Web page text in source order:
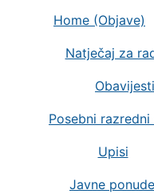
Home (Objave)
Natječaj za
Obavijesti
Posebni razredni
Upisi
Javne